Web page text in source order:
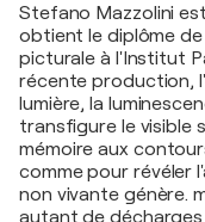
Stefano Mazzolini est
obtient le diplôme
picturale à l'Institut
récente production,
lumière, la
transfigure le visible
mémoire aux
comme pour révéler
non vivante génère.
autant de